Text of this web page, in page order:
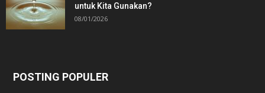
untuk Kita Gunakan?
08/01/2026
POSTING POPULER